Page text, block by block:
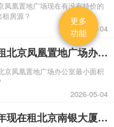
凤凰置地广场现在有没有特价的
房源？
2026-05-04
2026租北京凤凰置地广场办公室最小面积是多少？
京凤凰置地广场办公室最小面积
2026-05-04
2026年现在租北京南银大厦的办公室，有没有相关的政府补贴可以申请？
更多
功能